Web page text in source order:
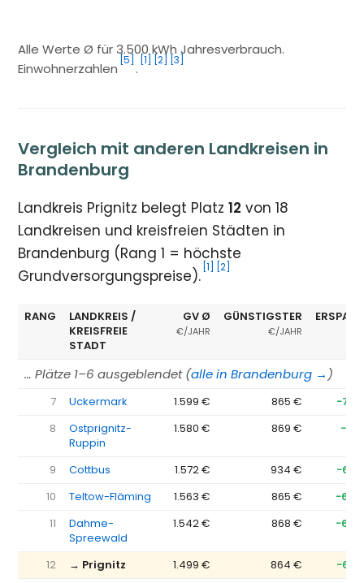
Alle Werte Ø für 3.500 kWh Jahresverbrauch.
Einwohnerzahlen
[5]
.
[1] [2] [3]
Vergleich mit anderen Landkreisen in
Brandenburg
Landkreis Prignitz belegt Platz12 von 18
Landkreisen und kreisfreien Städten in
Brandenburg (Rang 1 = höchste
Grundversorgungspreise). [1] [2]
RANG
LANDKREIS /
KREISFREIE
STADT
GV Ø
€/JAHR
GÜNSTIGSTER
€/JAHR
… Plätze 1–6 ausgeblendet (alle in Brandenburg → )
7 Uckermark 1.599 € 865 €
8
Ostprignitz-
Ruppin
1.580 € 869 €
9 Cottbus 1.572 € 934 €
10
Teltow-Fläming 1.563 € 865 €
11
Dahme-
Spreewald
1.542 € 868 €
12 → Prignitz 1.499 € 864 €